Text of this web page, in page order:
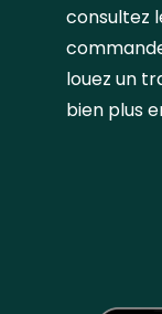
consultez
louez un
bien plus